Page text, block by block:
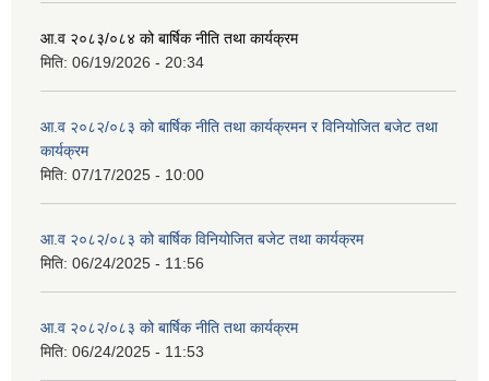
आ.व २०८३/०८४ को बार्षिक नीति तथा कार्यक्रम
मिति: 06/19/2026 - 20:34
आ.व २०८२/०८३ को बार्षिक नीति तथा कार्यक्रमन र विनियोजित बजेट तथा
कार्यक्रम
मिति: 07/17/2025 - 10:00
आ.व २०८२/०८३ को बार्षिक विनियोजित बजेट तथा कार्यक्रम
मिति: 06/24/2025 - 11:56
आ.व २०८२/०८३ को बार्षिक नीति तथा कार्यक्रम
मिति: 06/24/2025 - 11:53